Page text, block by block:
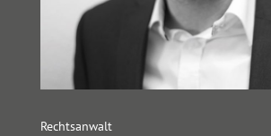
Rechtsanwalt